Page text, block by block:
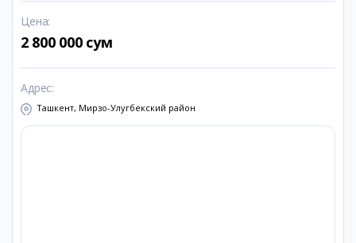
Цена:
2 800 000 сум
Адрес:
Ташкент, Мирзо-Улугбекский район